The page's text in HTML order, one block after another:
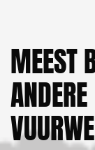
MEEST
ANDERE